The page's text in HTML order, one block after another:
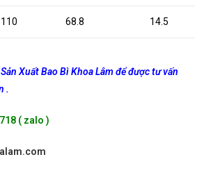
110 68.8 14.5
Xuất Bao Bì Khoa Lâm để được tư vấn
.
( zalo )